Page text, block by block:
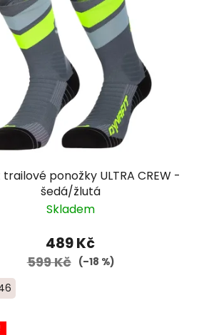
ponožky ULTRA CREW -
šedá/žlutá
Skladem
489 Kč
599 Kč (–18 %)